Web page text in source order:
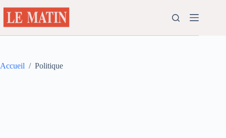
au
contenu
Accueil / Politique